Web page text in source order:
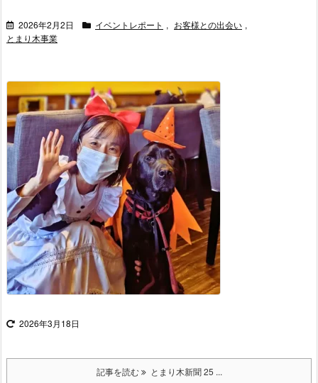
2026年2月2日 イベントレポート , お客様との出会い ,
とまり木事業
2026年3月18日
記事を読む とまり木新聞 25 ...